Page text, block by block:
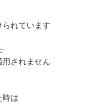
れています
されません
時は